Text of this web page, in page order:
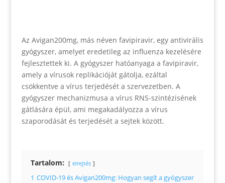
Az Avigan200mg, más néven favipiravir, egy antivirális
gyógyszer, amelyet eredetileg az influenza kezelésére
fejlesztettek ki. A gyógyszer hatóanyaga a favipiravir,
amely a vírusok replikációját gátolja, ezáltal
csökkentve a vírus terjedését a szervezetben. A
gyógyszer mechanizmusa a vírus RNS-szintézisének
gátlására épül, ami megakadályozza a vírus
szaporodását és terjedését a sejtek között.
Tartalom: elrejtés
1 COVID-19 és Avigan200mg: Hogyan segít a gyógyszer